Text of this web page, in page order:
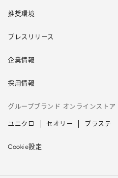
推奨環境
プレスリリース
企業情報
採用情報
グループブランド オンラインストア
ユニクロ セオリー プラステ
Cookie設定